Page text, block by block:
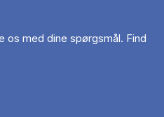
os med dine spørgsmål. Find